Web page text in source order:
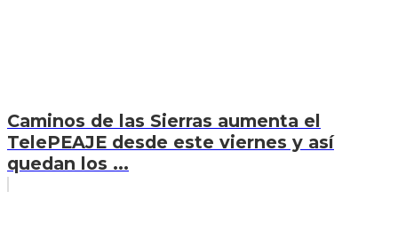
Caminos de las Sierras aumenta el
TelePEAJE desde este viernes y así
quedan los ...